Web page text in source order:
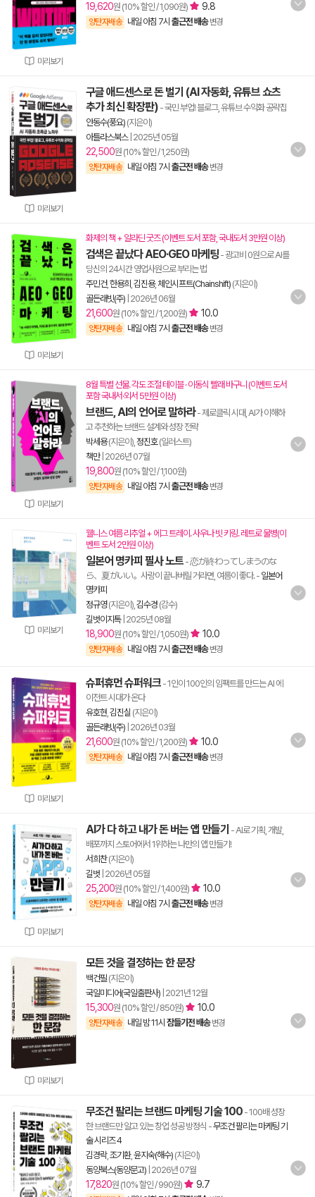
미리보기
19,620원 (10% 할인 / 1,090원) 9.8
양탄자배송 내일 아침 7시 출근전 배송 변경
미리보기
구글 애드센스로 돈 벌기 (AI 자동화, 유튜브 쇼츠
추가 최신 확장판) - 국민 부업! 블로그, 유튜브 수익화 공략집
안동수(풍요) (지은이)
아틀라스북스| 2025년 05월
22,500원 (10% 할인 / 1,250원)
양탄자배송 내일 아침 7시 출근전 배송 변경
미리보기
화제의 책 + 알라딘 굿즈 (이벤트 도서 포함, 국내도서 3만원 이상)
검색은 끝났다 AEO·GEO 마케팅 - 광고비 0원으로 AI를
당신의 24시간 영업사원으로 부리는 법
주민건, 한용희 김진용, 체인시프트(Chainshift) (지은이)
골든래빗(주) 2026년 06월
21,600원 (10% 할인 / 1,200원) 10.0
양탄자배송 내일 아침 7시 출근전 배송 변경
미리보기
8월 특별 선물. 각도 조절 테이블 · 이동식 빨래 바구니 (이벤트 도서
포함 국내서·외서 5만원 이상)
브랜드, AI의 언어로 말하라- 제로클릭 시대, AI가 이해하
고 추천하는 브랜드 설계와 성장 전략
박세용(지은이), 정진호(일러스트)
책만| 2026년 07월
19,800원 (10% 할인 / 1,100원)
양탄자배송 내일 아침 7시 출근전 배송 변경
미리보기
웰니스 여름 리추얼 + 에그 트레이. 사우나 빗 키링. 레트로 물병(이
벤트 도서 2만원 이상)
일본어 명카피 필사 노트 - 恋が終わってしまうのな
ら、夏がいい。사랑이 끝나버릴 거라면, 여름이 좋다.- 일본어
명카피
정규영(지은이), 김수경 (감수)
길벗이지톡| 2025년 08월
18,900원 (10% 할인 / 1,050원) 10.0
양탄자배송 내일 아침 7시 출근전 배송 변경
미리보기
슈퍼휴먼 슈퍼워크 - 1인이 100인의 임팩트를 만드는 AI 에
이전트 시대가 온다
유호현 김진실 (지은이)
골든래빗(주) 2026년 03월
21,600원 (10% 할인 / 1,200원) 10.0
양탄자배송 내일 아침 7시 출근전 배송 변경
미리보기
AI가 다 하고 내가 돈 버는 앱 만들기 - AI로 기획, 개발,
배포까지 스토어에서 1위하는 나만의 앱 만들기!
서희찬(지은이)
길벗 2026년 05월
25,200원 (10% 할인 / 1,400원) 10.0
양탄자배송 내일 아침 7시 출근전 배송 변경
미리보기
모든 것을 결정하는 한 문장
백건필 (지은이)
국일미디어(국일출판사) 2021년 12월
15,300원 (10% 할인 / 850원) 10.0
양탄자배송 내일 밤 11시 잠들기전 배송 변경
무조건 팔리는 브랜드 마케팅 기술 100 - 100배 성장
한 브랜드만 알고 있는 창업 성공 방정식 -무조건 팔리는 마케팅 기
술 시리즈 4
김경락, 조기환, 윤지숙(해수) (지은이)
동양북스(동양문고) 2026년 07월
17,820원 (10% 할인 / 990원) 9.7